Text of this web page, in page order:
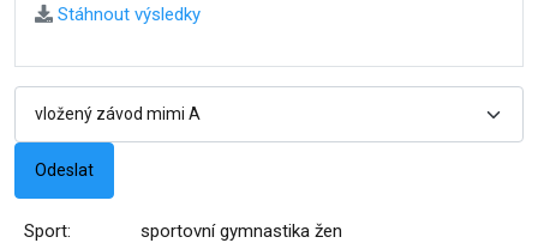
Stáhnout výsledky
Sport: sportovní gymnastika žen